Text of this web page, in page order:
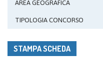
AREA GEOGRAFICA
TIPOLOGIA CONCORSO
STAMPA SCHEDA